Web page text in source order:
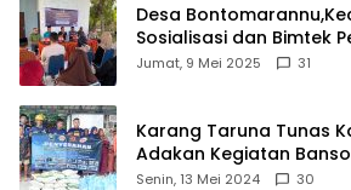
Desa
Sosialisasi dan Bimtek
ID
Jumat, 9 Mei 2025 31
Karang Taruna Tunas
Adakan Kegiatan
Dhuafa dan Anak Yatim-
Senin, 13 Mei 2024 30